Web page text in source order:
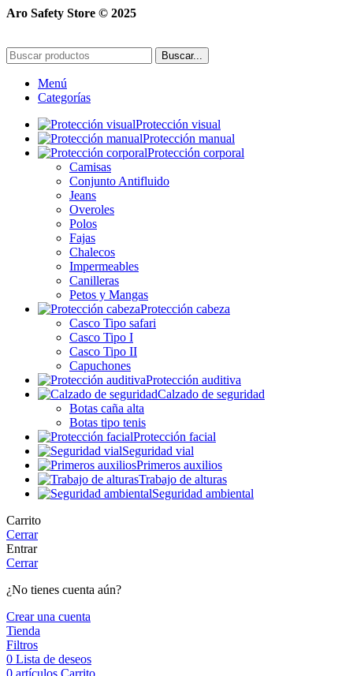
Aro Safety Store © 2025
Buscar...
Menú
Categorías
Protección visual
Protección manual
Protección corporal
Camisas
Conjunto Antifluido
Jeans
Overoles
Polos
Fajas
Chalecos
Impermeables
Canilleras
Petos y Mangas
Protección cabeza
Casco Tipo safari
Casco Tipo I
Casco Tipo II
Capuchones
Protección auditiva
Calzado de seguridad
Botas caña alta
Botas tipo tenis
Protección facial
Seguridad vial
Primeros auxilios
Trabajo de alturas
Seguridad ambiental
Carrito
Cerrar
Entrar
Cerrar
¿No tienes cuenta aún?
Crear una cuenta
Tienda
Filtros
0 Lista de deseos